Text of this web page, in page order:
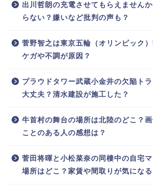
出川哲朗の充電させてもらえません
らない？嫌いなど批判の声も？
菅野智之は東京五輪（オリンピック
ケガや不調が原因？
プラウドタワー武蔵小金井の欠陥ト
大丈夫？清水建設が施工した？
牛首村の舞台の場所は北陸のどこ？
ことのある人の感想は？
菅田将暉と小松菜奈の同棲中の自宅
場所はどこ？家賃や間取りが気になる